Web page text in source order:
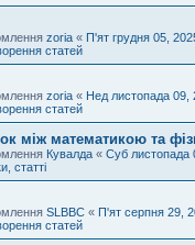
zoria « П'ят грудня 05,
статей
zoria « Нед листопада 09,
статей
між математикою та
Кувалда « Суб листопада
статті
SLBBC « П'ят серпня 29,
статей